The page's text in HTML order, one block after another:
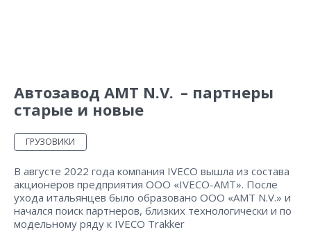
Автозавод АМТ N.V. – партнеры
старые и новые
ГРУЗОВИКИ
В августе 2022 года компания IVECO вышла из состава
акционеров предприятия ООО «IVECO-AMT». После
ухода итальянцев было образовано ООО «АМТ N.V.» и
начался поиск партнеров, близких технологически и по
модельному ряду к IVECO Trakker